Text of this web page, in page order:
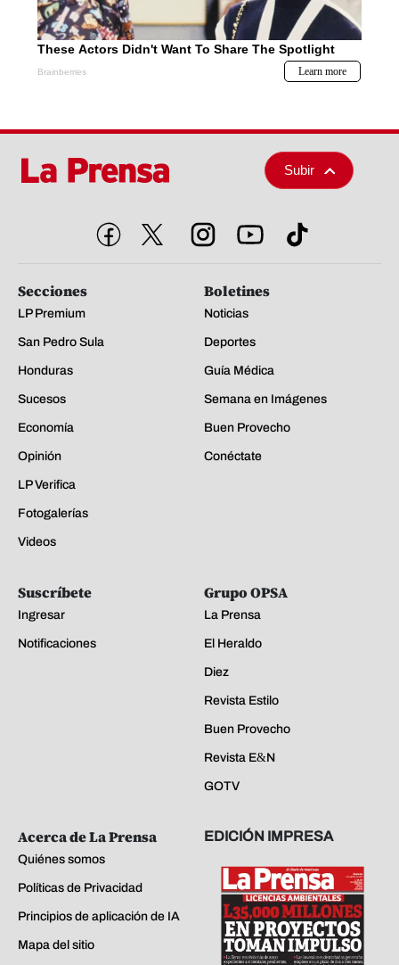
Subir
Secciones
LP Premium
San Pedro Sula
Honduras
Sucesos
Economía
Opinión
LP Verifica
Fotogalerías
Videos
Boletines
Noticias
Deportes
Guía Médica
Semana en Imágenes
Buen Provecho
Conéctate
Suscríbete
Ingresar
Notificaciones
Grupo OPSA
La Prensa
El Heraldo
Diez
Revista Estilo
Buen Provecho
Revista E&N
GOTV
Acerca de La Prensa
Quiénes somos
Políticas de Privacidad
Principios de aplicación de IA
Mapa del sitio
EDICIÓN IMPRESA